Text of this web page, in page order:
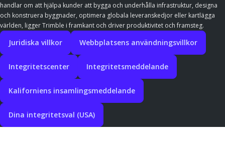
handlar om att hjälpa kunder att bygga och underhålla infrastruktur, designa
och konstruera byggnader, optimera globala leveranskedjor eller kartlägga
världen, ligger Trimble i framkant och driver produktivitet och framsteg.
Juridiska villkor Webbplatsens användningsvillkor
Integritetscenter Integritetsmeddelande
Kaliforniens insamlingsmeddelande
Dina integritetsval (USA)